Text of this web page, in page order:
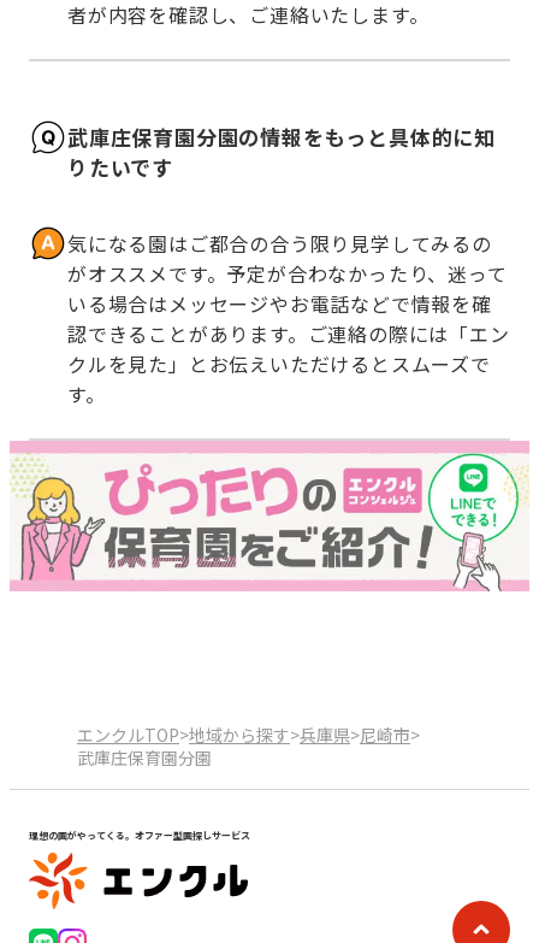
者が内容を確認し、ご連絡いたします。
武庫庄保育園分園の情報をもっと具体的に知
りたいです
気になる園はご都合の合う限り見学してみるの
がオススメです。予定が合わなかったり、迷って
いる場合はメッセージやお電話などで情報を確
認できることがあります。ご連絡の際には「エン
クルを見た」とお伝えいただけるとスムーズで
す。
エンクルTOP>地域から探す>兵庫県>尼崎市>
武庫庄保育園分園
理想の園がやってくる。オファー型園探しサービス